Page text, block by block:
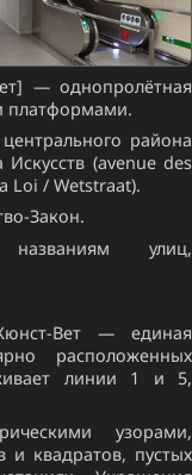
— однопролётная
платформами.
района
(avenue des
Loi / Wetstraat).
Закон.
улиц,
Вет — единая
расположенных
линии 1 и 5,
узорами,
квадратов, пустых